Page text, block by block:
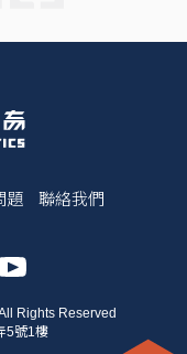
題 聯絡我們
Rights Reserved
5號1樓